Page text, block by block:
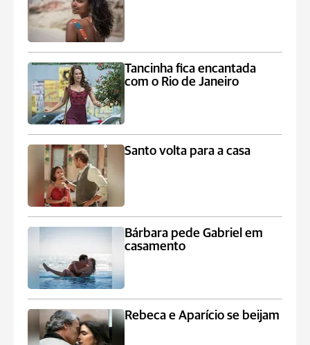
Tancinha fica encantada
com o Rio de Janeiro
Santo volta para a casa
Bárbara pede Gabriel em
casamento
Rebeca e Aparício se beijam